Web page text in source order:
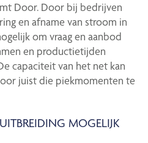
Door. Door bij bedrijven
en afname van stroom in
om vraag en aanbod
en productietijden
capaciteit van het net kan
juist die piekmomenten te
MOGELIJK